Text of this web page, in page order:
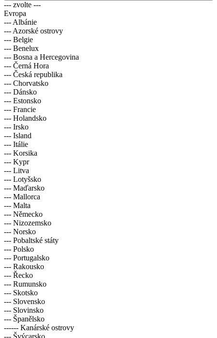
--- zvolte ---
Evropa
--- Albánie
--- Azorské ostrovy
--- Belgie
--- Benelux
--- Bosna a Hercegovina
--- Černá Hora
--- Česká republika
--- Chorvatsko
--- Dánsko
--- Estonsko
--- Francie
--- Holandsko
--- Irsko
--- Island
--- Itálie
--- Korsika
--- Kypr
--- Litva
--- Lotyšsko
--- Maďarsko
--- Mallorca
--- Malta
--- Německo
--- Nizozemsko
--- Norsko
--- Pobaltské státy
--- Polsko
--- Portugalsko
--- Rakousko
--- Řecko
--- Rumunsko
--- Skotsko
--- Slovensko
--- Slovinsko
--- Španělsko
------ Kanárské ostrovy
--- Švýcarsko